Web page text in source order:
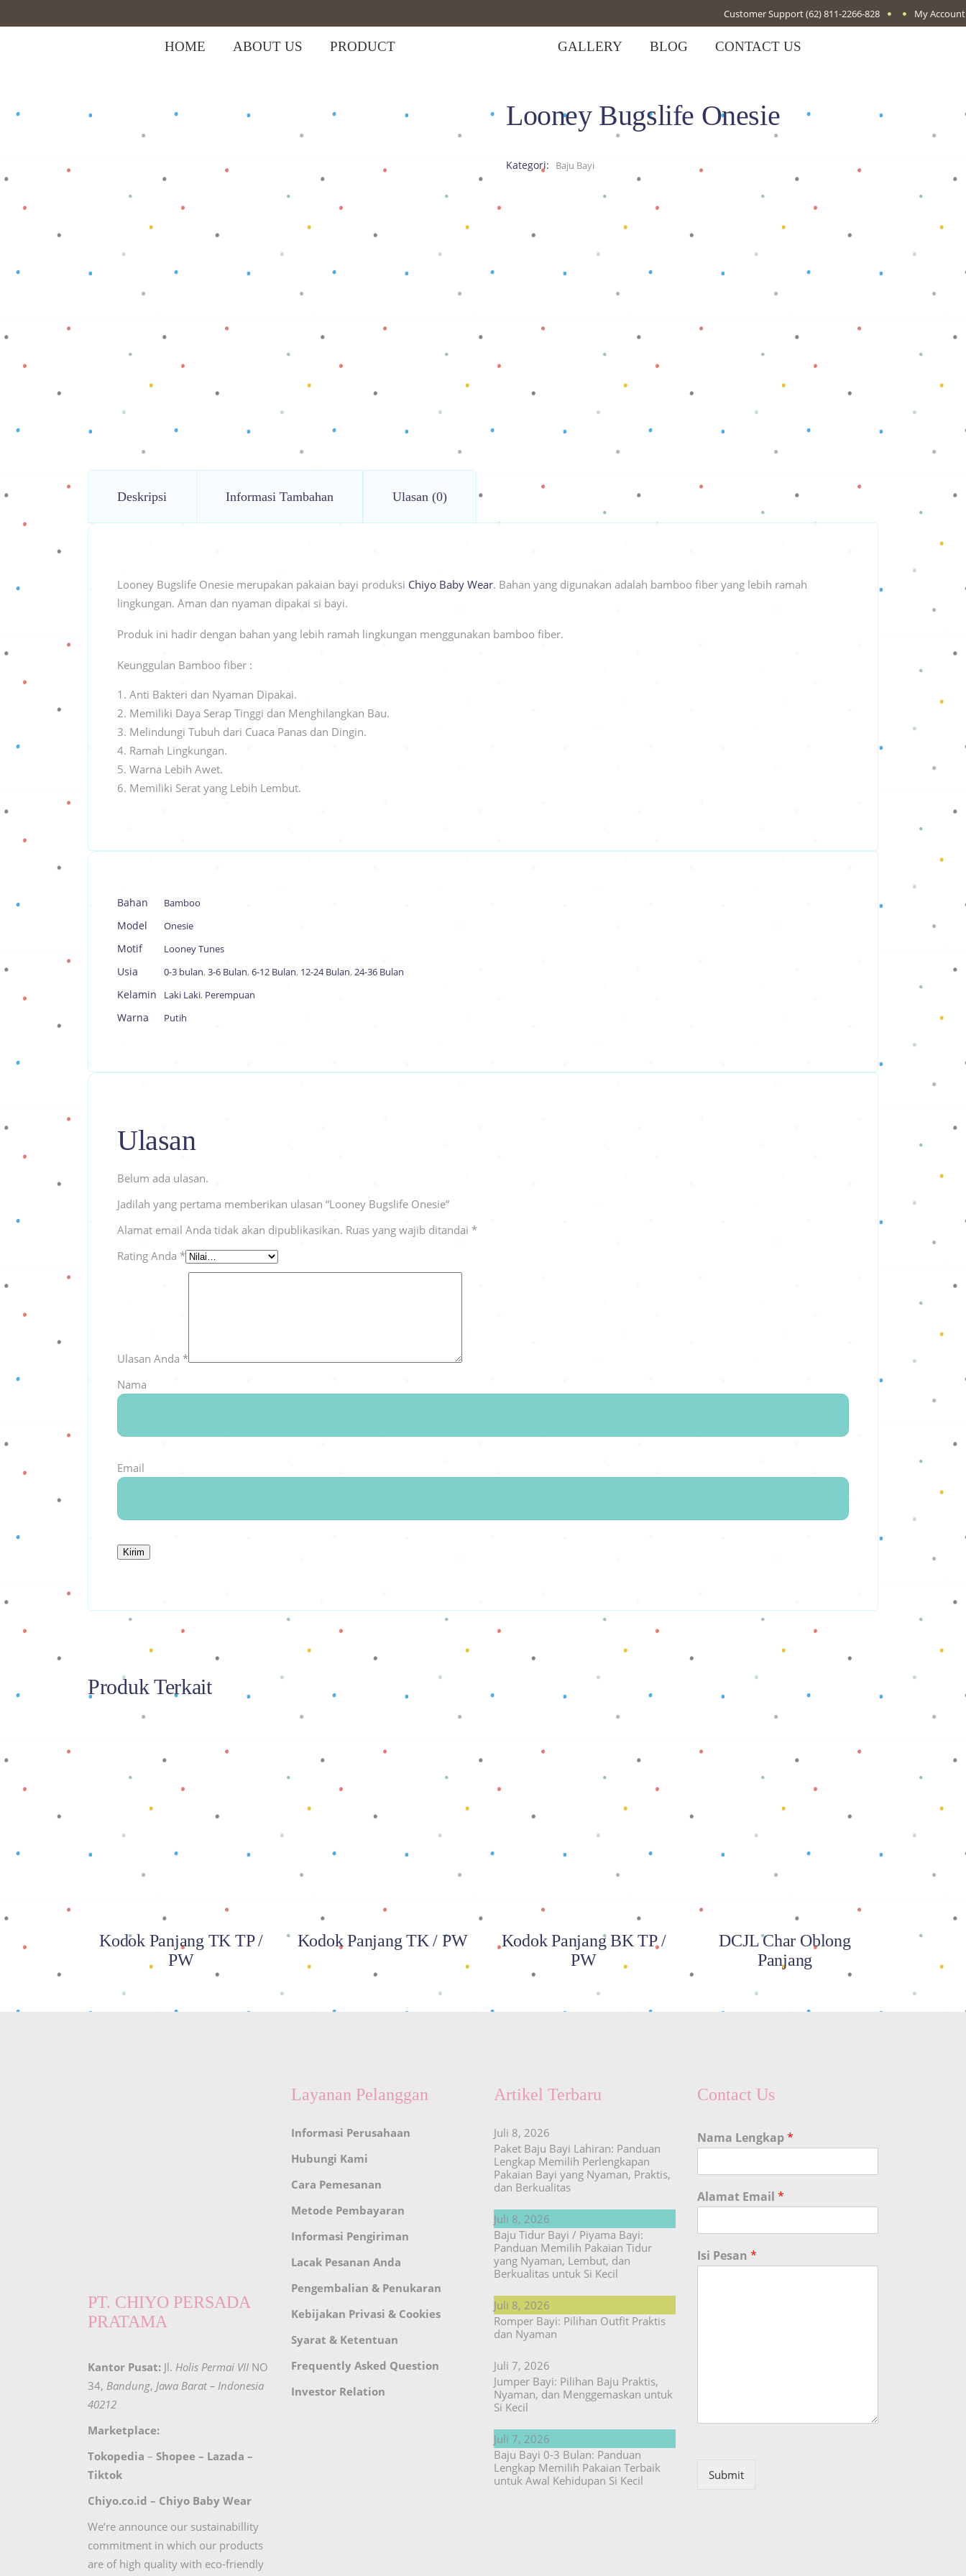
Customer Support(62) 811-2266-828 My Account
HOME ABOUT US PRODUCT GALLERY BLOG CONTACT US
Shop> > Looney Bugslife Onesie Looney Bugslife Onesie
Kategori: Baju Bayi
Deskripsi Informasi Tambahan Ulasan (0)
Looney Bugslife Onesie merupakan pakaian bayi produksi Chiyo Baby Wear. Bahan yang digunakan adalah bamboo fiber yang lebih ramah
lingkungan. Aman dan nyaman dipakai si bayi.
Produk ini hadir dengan bahan yang lebih ramah lingkungan menggunakan bamboo fiber.
Keunggulan Bamboo fiber :
Anti Bakteri dan Nyaman Dipakai.
Memiliki Daya Serap Tinggi dan Menghilangkan Bau.
Melindungi Tubuh dari Cuaca Panas dan Dingin.
Ramah Lingkungan.
Warna Lebih Awet.
Memiliki Serat yang Lebih Lembut.
Bahan Bamboo
Model Onesie
Motif Looney Tunes
Usia 0-3 bulan, 3-6 Bulan, 6-12 Bulan, 12-24 Bulan, 24-36 Bulan
Kelamin Laki Laki, Perempuan
Warna Putih
Ulasan
Belum ada ulasan.
Jadilah yang pertama memberikan ulasan “Looney Bugslife Onesie”
Alamat email Anda tidak akan dipublikasikan. Ruas yang wajib ditandai *
Rating Anda *
Ulasan Anda *
Nama
Email
Produk Terkait
Baca selengkapnya
Kodok Panjang TK TP /
PW
Baca selengkapnya
Kodok Panjang TK / PW
Baca selengkapnya
Kodok Panjang BK TP /
PW
DCJL Char Oblong
Panjang
PT. CHIYO PERSADA
PRATAMA
Kantor Pusat: Jl. Holis Permai VII NO
34, Bandung, Jawa Barat – Indonesia
40212
Marketplace:
Tokopedia – Shopee – Lazada –
Tiktok
Chiyo.co.id – Chiyo Baby Wear
We’re announce our sustainabillity
commitment in which our products
are of high quality with eco-friendly
Layanan Pelanggan
Informasi Perusahaan
Hubungi Kami
Cara Pemesanan
Metode Pembayaran
Informasi Pengiriman
Lacak Pesanan Anda
Pengembalian & Penukaran
Kebijakan Privasi & Cookies
Syarat & Ketentuan
Frequently Asked Question
Investor Relation
Artikel Terbaru
Juli 8, 2026
Paket Baju Bayi Lahiran: Panduan
Lengkap Memilih Perlengkapan
Pakaian Bayi yang Nyaman, Praktis,
dan Berkualitas
Juli 8, 2026
Baju Tidur Bayi / Piyama Bayi:
Panduan Memilih Pakaian Tidur
yang Nyaman, Lembut, dan
Berkualitas untuk Si Kecil
Juli 8, 2026
Romper Bayi: Pilihan Outfit Praktis
dan Nyaman
Juli 7, 2026
Jumper Bayi: Pilihan Baju Praktis,
Nyaman, dan Menggemaskan untuk
Si Kecil
Juli 7, 2026
Baju Bayi 0-3 Bulan: Panduan
Lengkap Memilih Pakaian Terbaik
untuk Awal Kehidupan Si Kecil
Contact Us
Nama Lengkap*
Alamat Email *
Isi Pesan *
Submit